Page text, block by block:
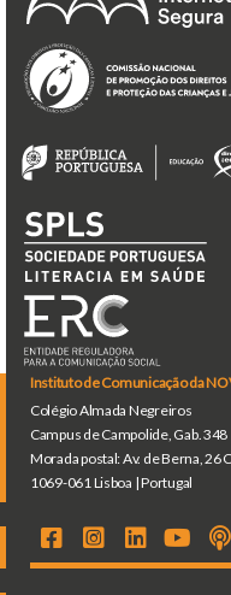
Instituto de Comunicação da
Colégio Almada Negreiros
Campus de Campolide, Gab. 348
Morada postal: Av. de Berna, 26 C
1069-061 Lisboa | Portugal